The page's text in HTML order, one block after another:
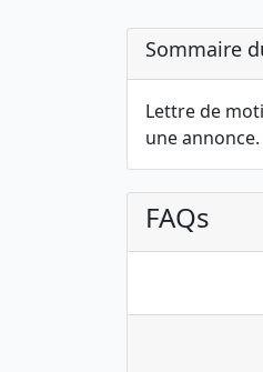
Sommaire
Lettre de
une annonce.
FAQs